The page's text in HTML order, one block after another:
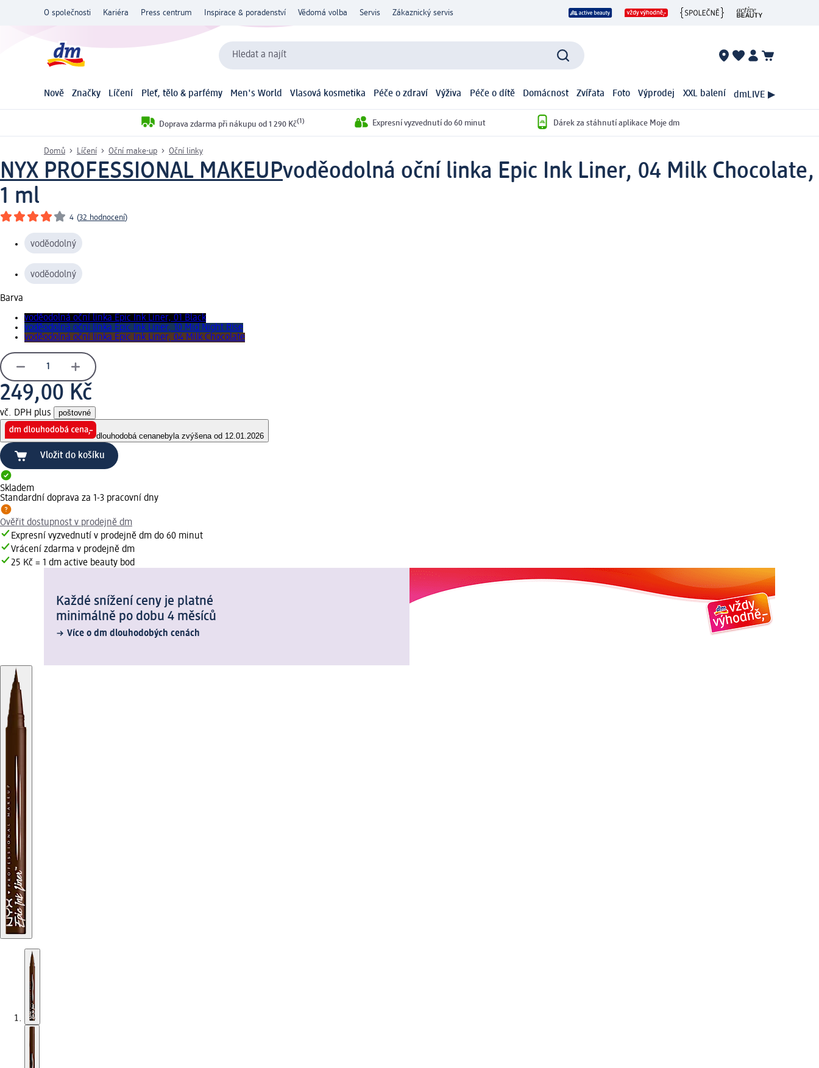
O společnosti Kariéra Press centrum Inspirace & poradenství Vědomá volba Servis Zákaznický servis
Hledat a najít
Nově Značky Líčení Pleť, tělo & parfémy Men's World Vlasová kosmetika Péče o zdraví Výživa Péče o dítě Domácnost Zvířata Foto Výprodej XXL balení dmLIVE ▶
Doprava zdarma při nákupu od 1 290 Kč(1) Expresní vyzvednutí do 60 minut Dárek za stáhnutí aplikace Moje dm
Domů Líčení Oční make-up Oční linky
NYX PROFESSIONAL MAKEUPvoděodolná oční linka Epic Ink Liner, 04 Milk Chocolate,
1 ml
4 (32 hodnocení)
voděodolný
voděodolný
Barva
voděodolná oční linka Epic Ink Liner, 01 Black
voděodolná oční linka Epic Ink Liner, 10 Mid Night Rise
voděodolná oční linka Epic Ink Liner, 04 Milk Chocolate
249,00 Kč
vč. DPH plus poštovné
dlouhodobá cenanebyla zvýšena od 12.01.2026
Vložit do košíku
Skladem
Standardní doprava za 1-3 pracovní dny
Ověřit dostupnost v prodejně dm
Expresní vyzvednutí v prodejně dm do 60 minut
Vrácení zdarma v prodejně dm
25 Kč = 1 dm active beauty bod
Každé snížení ceny je platné
minimálně po dobu 4 měsíců
Více o dm dlouhodobých cenách